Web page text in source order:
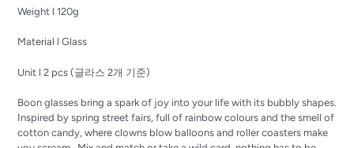
Weight l 120g
Material l Glass
Unit l 2 pcs (글라스 2개 기준)
Boon glasses bring a spark of joy into your life with its bubbly shapes.
Inspired by spring street fairs, full of rainbow colours and the smell of
cotton candy, where clowns blow balloons and roller coasters make